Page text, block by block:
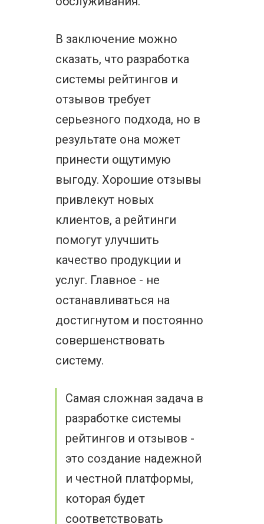
В заключение можно
сказать, что разработка
системы рейтингов и
отзывов требует
серьезного подхода, но в
результате она может
принести ощутимую
выгоду. Хорошие отзывы
привлекут новых
клиентов, а рейтинги
помогут улучшить
качество продукции и
услуг. Главное - не
останавливаться на
достигнутом и постоянно
совершенствовать
систему.
Самая сложная задача в
разработке системы
рейтингов и отзывов -
это создание надежной
и честной платформы,
которая будет
соответствовать